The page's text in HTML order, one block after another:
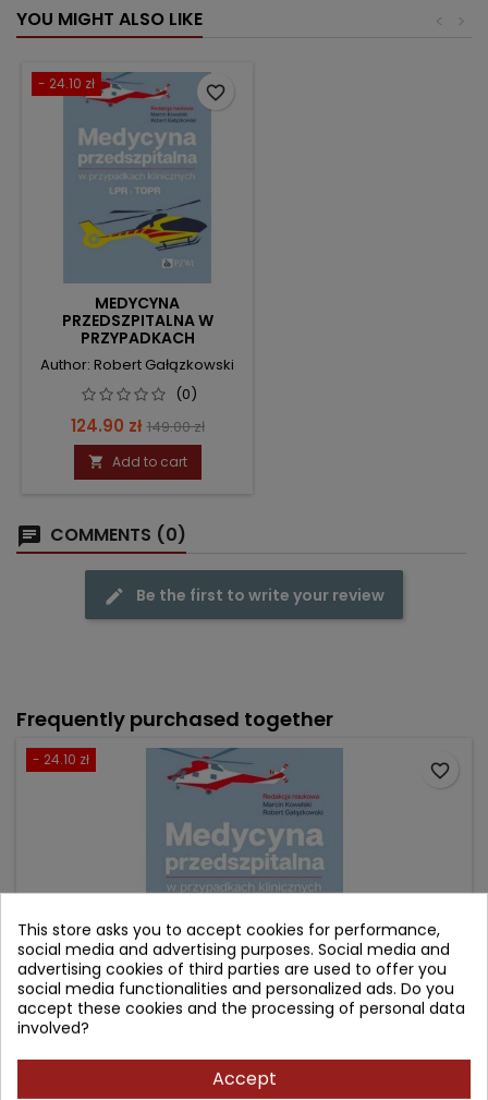
YOU MIGHT ALSO LIKE >
<
- 24.10 zł
MEDYCYNA
PRZEDSZPITALNA W
PRZYPADKACH
KLINICZNYCH. LPR I TOPR.
Author: Robert Gałązkowski
(0)
Price
124.90 zł Regular
price
149.00 zł
 Add to cart
favorite_border
COMMENTS (0)
Be the first to write your review
Frequently purchased together
- 24.10 zł
KLINICZNYCH. LPR I TOPR.
favorite_border
This store asks you to accept cookies for performance,
social media and advertising purposes. Social media and
advertising cookies of third parties are used to offer you
social media functionalities and personalized ads. Do you
accept these cookies and the processing of personal data
involved?
Accept